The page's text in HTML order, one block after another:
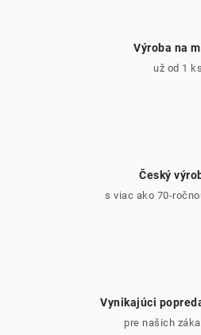
Výroba na
už od 1 ks
Český
s viac ako 70-
Vynikajúci
pre našich